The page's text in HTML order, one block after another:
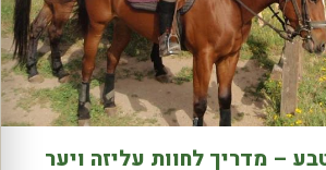
– מדריך לחוות עליזה ויער